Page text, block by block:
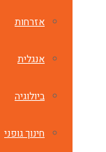
אזרחות
אנגלית
ביולוגיה
חינוך גופני